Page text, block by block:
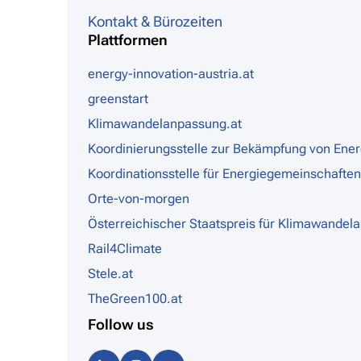
Kontakt & Bürozeiten
Plattformen
energy-innovation-austria.at
greenstart
Klimawandelanpassung.at
Koordinierungsstelle zur Bekämpfung von
Koordinationsstelle für Energiegemeinschaften
Orte-von-morgen
Österreichischer Staatspreis für
Rail4Climate
Stele.at
TheGreen100.at
Follow us